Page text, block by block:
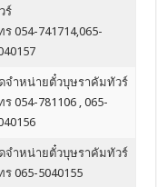
ร์
ร 054-741714,065-
จำหน่ายตั๋วบุษราคัมทัวร์
ร 054-781106 , 065-
จำหน่ายตั๋วบุษราคัมทัวร์
ร 065-5040155